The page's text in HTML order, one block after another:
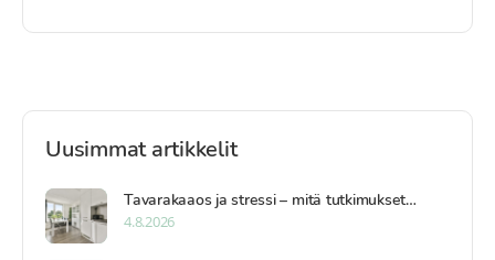
Uusimmat artikkelit
Tavarakaaos ja stressi – mitä tutkimukset…
4.8.2026